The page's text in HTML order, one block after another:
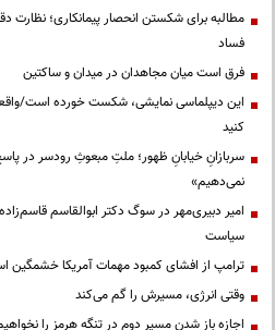
مطالبه برای شکستن انحصار پیمانکاری؛ نظارت
فساد
فرق است میان مجاهدان در میدان و ساکتین
این دیپلماسی نمایشی، شکست خورده است/
کنید
سربازانِ خیابانِ ظهور؛ ملتِ مبعوثِ رودسر در
نمی‌دهیم»
امیر دبیری‌مهر در سوگ دکتر ابوالقاسم
سیاست
ترامپ از افشای کمبود مهمات آمریکا خشمگین
وقتی انرژی، مسیرش را گم می‌کند
اجازه باز شدن مسیر دوم در تنگه هرمز را